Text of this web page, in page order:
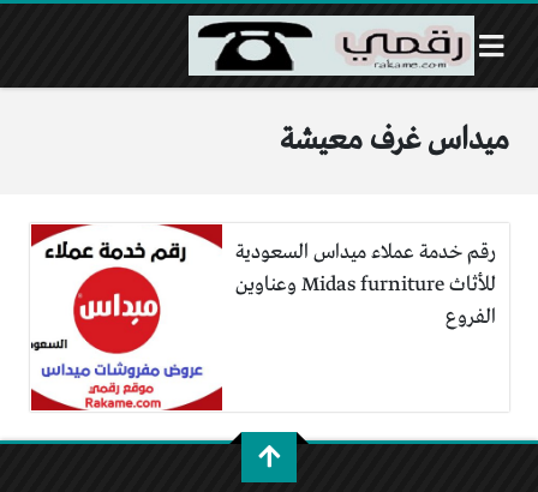
ميداس غرف معيشة
رقم خدمة عملاء ميداس السعودية
للأثاث Midas furniture وعناوين
الفروع